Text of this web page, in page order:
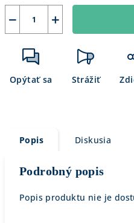
+
−
Opýtať sa Strážiť
Popis Diskusia
Podrobný popis
Popis produktu nie je